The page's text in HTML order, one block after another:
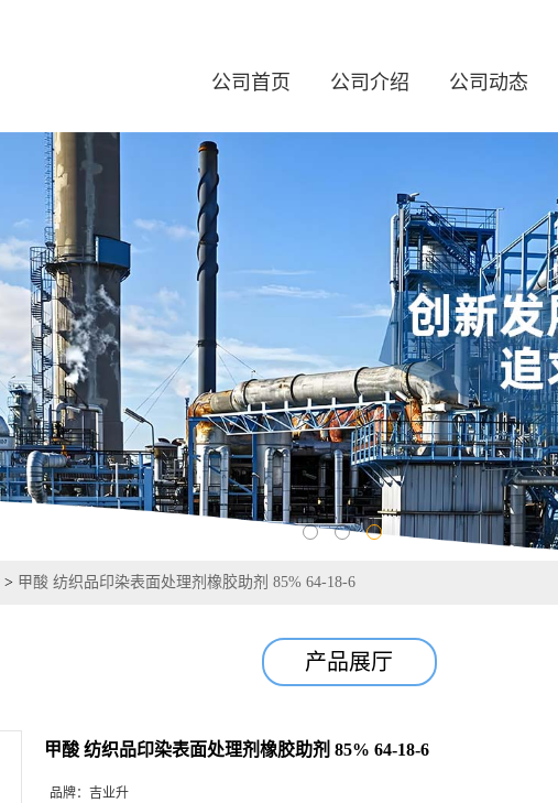
公司首页 公司介绍 公司动态
> 甲酸 纺织品印染表面处理剂橡胶助剂 85% 64-18-6
产品展厅
甲酸 纺织品印染表面处理剂橡胶助剂 85% 64-18-6
品牌： 吉业升